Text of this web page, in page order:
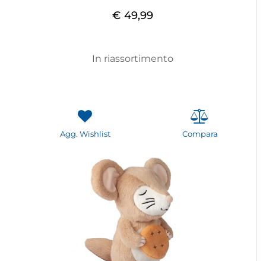
€ 49,99
In riassortimento
Agg. Wishlist Compara